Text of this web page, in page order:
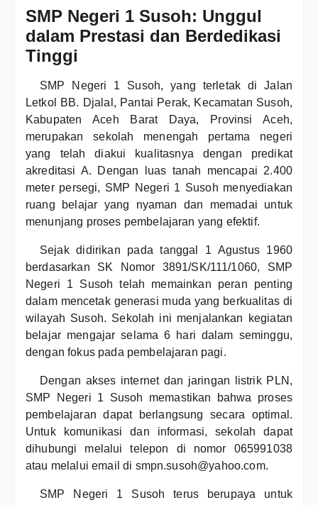
SMP Negeri 1 Susoh: Unggul
dalam Prestasi dan Berdedikasi
Tinggi
SMP Negeri 1 Susoh, yang terletak di Jalan
Letkol BB. Djalal, Pantai Perak, Kecamatan Susoh,
Kabupaten Aceh Barat Daya, Provinsi Aceh,
merupakan sekolah menengah pertama negeri
yang telah diakui kualitasnya dengan predikat
akreditasi A. Dengan luas tanah mencapai 2.400
meter persegi, SMP Negeri 1 Susoh menyediakan
ruang belajar yang nyaman dan memadai untuk
menunjang proses pembelajaran yang efektif.
Sejak didirikan pada tanggal 1 Agustus 1960
berdasarkan SK Nomor 3891/SK/111/1060, SMP
Negeri 1 Susoh telah memainkan peran penting
dalam mencetak generasi muda yang berkualitas di
wilayah Susoh. Sekolah ini menjalankan kegiatan
belajar mengajar selama 6 hari dalam seminggu,
dengan fokus pada pembelajaran pagi.
Dengan akses internet dan jaringan listrik PLN,
SMP Negeri 1 Susoh memastikan bahwa proses
pembelajaran dapat berlangsung secara optimal.
Untuk komunikasi dan informasi, sekolah dapat
dihubungi melalui telepon di nomor 065991038
atau melalui email di smpn.susoh@yahoo.com.
SMP Negeri 1 Susoh terus berupaya untuk